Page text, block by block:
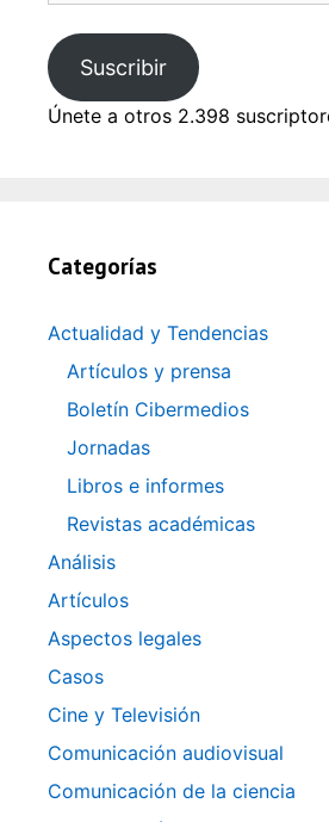
Suscribir
Únete a otros 2.398
Categorías
Actualidad y Tendencias
Artículos y prensa
Boletín Cibermedios
Jornadas
Libros e informes
Revistas académicas
Análisis
Artículos
Aspectos legales
Casos
Cine y Televisión
Comunicación audiovisual
Comunicación de la ciencia